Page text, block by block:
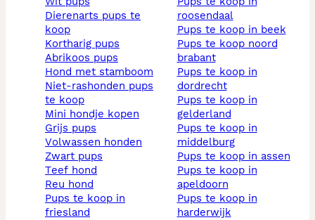
dierenarts pups te
koop
kortharig pups
abrikoos pups
hond met stamboom
niet-rashonden pups
te koop
mini hondje kopen
grijs pups
volwassen honden
zwart pups
teef hond
reu hond
pups te koop in
friesland
roosendaal
pups te koop in beek
pups te koop noord
brabant
pups te koop in
dordrecht
pups te koop in
gelderland
pups te koop in
middelburg
pups te koop in assen
pups te koop in
apeldoorn
pups te koop in
harderwijk